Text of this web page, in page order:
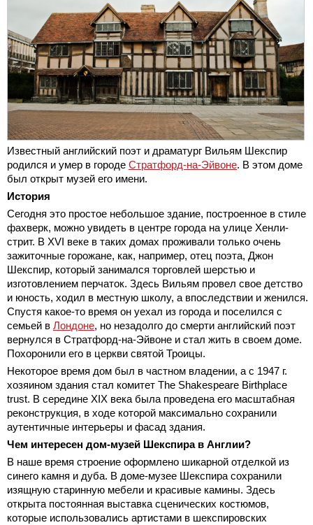
Известный английский поэт и драматург Вильям Шекспир
родился и умер в городе Стратфорд-на-Эйвоне. В этом доме
был открыт музей его имени.
История
Сегодня это простое небольшое здание, построенное в стиле
фахверк, можно увидеть в центре города на улице Хенли-
стрит. В XVI веке в таких домах проживали только очень
зажиточные горожане, как, например, отец поэта, Джон
Шекспир, который занимался торговлей шерстью и
изготовлением перчаток. Здесь Вильям провел свое детство
и юность, ходил в местную школу, а впоследствии и женился.
Спустя какое-то время он уехал из города и поселился с
семьей в Лондоне, но незадолго до смерти английский поэт
вернулся в Стратфорд-на-Эйвоне и стал жить в своем доме.
Похоронили его в церкви святой Троицы.
Некоторое время дом был в частном владении, а с 1947 г.
хозяином здания стал комитет The Shakespeare Birthplace
trust. В середине XIX века была проведена его масштабная
реконструкция, в ходе которой максимально сохранили
аутентичные интерьеры и фасад здания.
Чем интересен дом-музей Шекспира в Англии?
В наше время строение оформлено шикарной отделкой из
синего камня и дуба. В доме-музее Шекспира сохранили
изящную старинную мебели и красивые камины. Здесь
открыта постоянная выставка сценических костюмов,
которые использовались артистами в шекспировских